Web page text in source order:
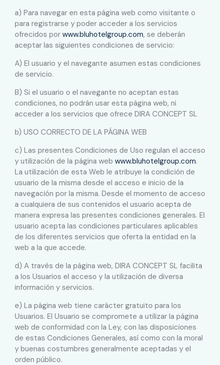
a) Para navegar en esta página web como visitante o
para registrarse y poder acceder a los servicios
ofrecidos por www.bluhotelgroup.com, se deberán
aceptar las siguientes condiciones de servicio:
A) El usuario y el navegante asumen estas condiciones
de servicio.
B) Si el usuario o el navegante no aceptan estas
condiciones, no podrán usar esta página web, ni
acceder a los servicios que ofrece DIRA CONCEPT SL
b) USO CORRECTO DE LA PÁGINA WEB
c) Las presentes Condiciones de Uso regulan el acceso
y utilización de la página web www.bluhotelgroup.com.
La utilización de esta Web le atribuye la condición de
usuario de la misma desde el acceso e inicio de la
navegación por la misma. Desde el momento de acceso
a cualquiera de sus contenidos el usuario acepta de
manera expresa las presentes condiciones generales. El
usuario acepta las condiciones particulares aplicables
de los diferentes servicios que oferta la entidad en la
web a la que accede.
d) A través de la página web, DIRA CONCEPT SL facilita
a los Usuarios el acceso y la utilización de diversa
información y servicios.
e) La página web tiene carácter gratuito para los
Usuarios. El Usuario se compromete a utilizar la página
web de conformidad con la Ley, con las disposiciones
de estas Condiciones Generales, así como con la moral
y buenas costumbres generalmente aceptadas y el
orden público.